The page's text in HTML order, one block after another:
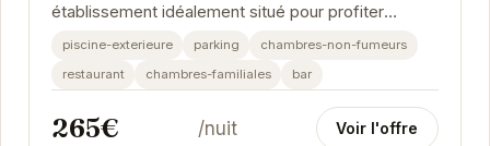
établissement idéalement situé pour profiter
pleinement des attraits de Moliets-et-Maa. Avec
piscine-exterieure parking
chambres-non-fumeurs
restaurant
chambres-familiales bar
265€ /nuit Voir l'offre